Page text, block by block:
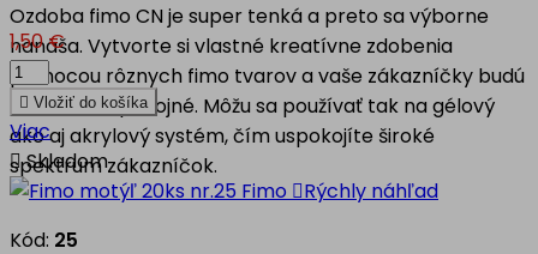
Ozdoba fimo CN je super tenká a preto sa výborne
nanáša. Vytvorte si vlastné kreatívne zdobenia
pomocou rôznych fimo tvarov a vaše zákazníčky budú
nad mieru spokojné. Môžu sa používať tak na gélový
ako aj akrylový systém, čím uspokojíte široké
spektrum zákazníčok.
1,50 €
 Vložiť do košíka
Viac
Skladom
Rýchly náhľad
Kód: 25